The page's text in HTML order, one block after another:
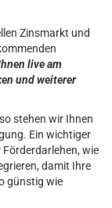
Zinsmarkt und
live am
und weiterer
stehen wir Ihnen
Ein wichtiger
wie
damit Ihre
günstig wie